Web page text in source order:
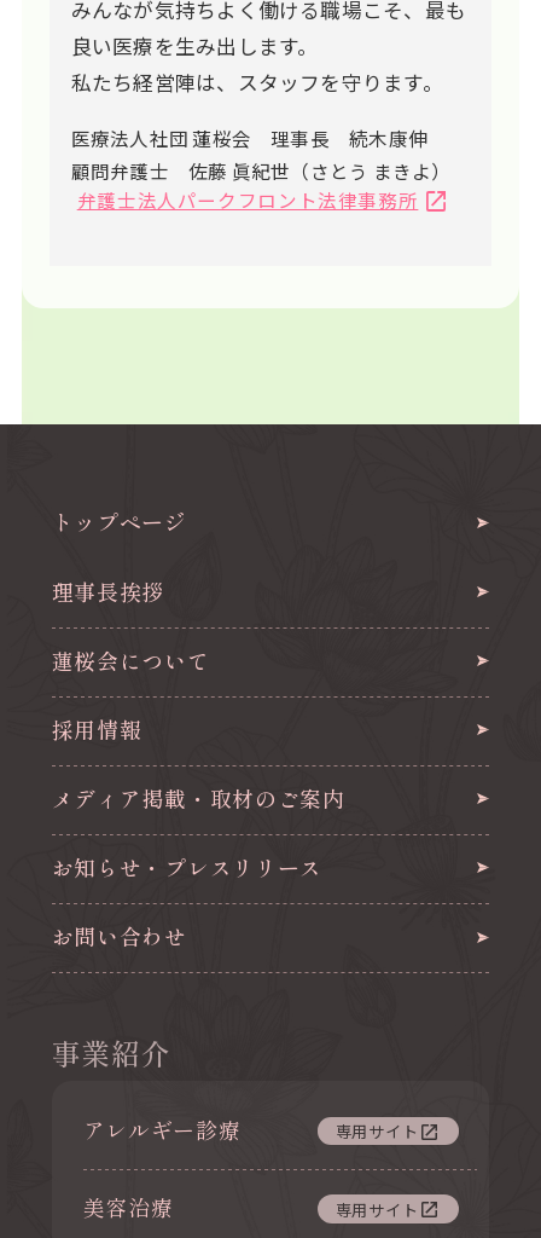
みんなが気持ちよく働ける職場こそ、最も
良い医療を生み出します。
私たち経営陣は、スタッフを守ります。
医療法人社団 蓮桜会 理事長 続木康伸
顧問弁護士 佐藤 眞紀世（さとう まきよ）
弁護士法人パークフロント法律事務所
トップページ
理事長挨拶
蓮桜会について
採用情報
メディア掲載・取材のご案内
お知らせ・プレスリリース
お問い合わせ
事業紹介
アレルギー診療 専用サイト
美容治療 専用サイト